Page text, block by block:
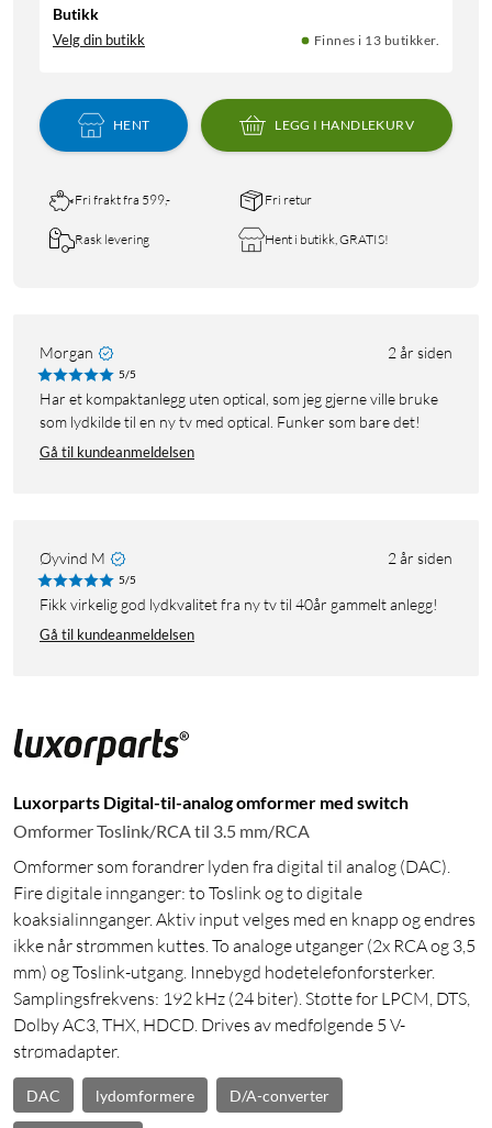
Butikk
Velg din butikk Finnes i 13 butikker.
HENT LEGG I HANDLEKURV
Fri frakt fra 599,- Fri retur
Rask levering Hent i butikk, GRATIS!
Morgan 2 år siden
5/5
Har et kompaktanlegg uten optical, som jeg gjerne ville bruke
som lydkilde til en ny tv med optical. Funker som bare det!
Gå til kundeanmeldelsen
Øyvind M 2 år siden
5/5
Fikk virkelig god lydkvalitet fra ny tv til 40år gammelt anlegg!
Gå til kundeanmeldelsen
Luxorparts Digital-til-analog omformer med switch
Omformer Toslink/RCA til 3.5 mm/RCA
Omformer som forandrer lyden fra digital til analog (DAC).
Fire digitale innganger: to Toslink og to digitale
koaksialinnganger. Aktiv input velges med en knapp og endres
ikke når strømmen kuttes. To analoge utganger (2x RCA og 3,5
mm) og Toslink-utgang. Innebygd hodetelefonforsterker.
Samplingsfrekvens: 192 kHz (24 biter). Støtte for LPCM, DTS,
Dolby AC3, THX, HDCD. Drives av medfølgende 5 V-
strømadapter.
DAC lydomformere D/A-converter